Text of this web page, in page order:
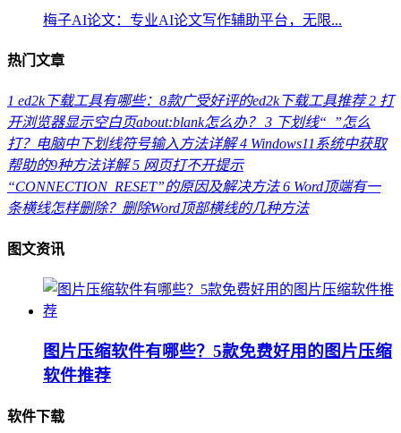
梅子AI论文：专业AI论文写作辅助平台，无限...
热门文章
1 ed2k下载工具有哪些：8款广受好评的ed2k下载工具推荐 2 打
开浏览器显示空白页about:blank怎么办？ 3 下划线“_”怎么
打？电脑中下划线符号输入方法详解 4 Windows11系统中获取
帮助的9种方法详解 5 网页打不开提示
“CONNECTION_RESET”的原因及解决方法 6 Word顶端有一
条横线怎样删除？删除Word顶部横线的几种方法
图文资讯
图片压缩软件有哪些？5款免费好用的图片压缩
软件推荐
软件下载